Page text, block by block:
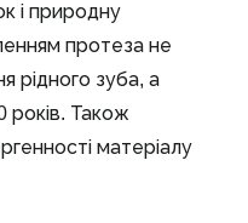
і природну
протеза не
рідного зуба, а
років. Також
матеріалу